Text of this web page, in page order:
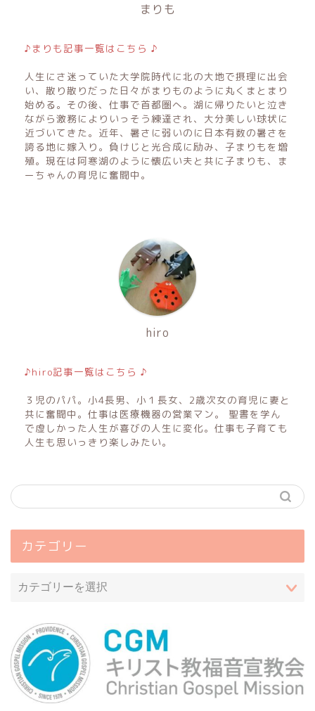
まりも
♪まりも記事一覧はこちら ♪
人生にさ迷っていた大学院時代に北の大地で摂理に出会
い、散り散りだった日々がまりものように丸くまとまり
始める。その後、仕事で首都圏へ。湖に帰りたいと泣き
ながら激務によりいっそう練達され、大分美しい球状に
近づいてきた。近年、暑さに弱いのに日本有数の暑さを
誇る地に嫁入り。負けじと光合成に励み、子まりもを増
殖。現在は阿寒湖のように懐広い夫と共に子まりも、ま
ーちゃんの育児に奮闘中。
hiro
♪hiro記事一覧はこちら ♪
３児のパパ。小4長男、小１長女、2歳次女の育児に妻と
共に奮闘中。仕事は医療機器の営業マン。 聖書を学ん
で虚しかった人生が喜びの人生に変化。仕事も子育ても
人生も思いっきり楽しみたい。
カテゴリー